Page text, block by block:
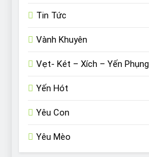
Tin Tức
Vành Khuyên
Vẹt- Két – Xích – Yến Phụng
Yến Hót
Yêu Con
Yêu Mèo